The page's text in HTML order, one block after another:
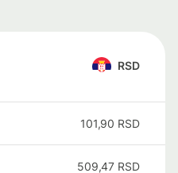
RSD
101,90 RSD
509,47 RSD